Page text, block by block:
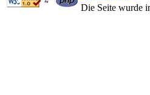
Die Seite wurde